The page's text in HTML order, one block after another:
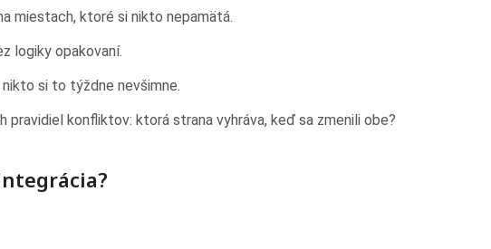
miestach, ktoré si nikto nepamätá.
logiky opakovaní.
si to týždne nevšimne.
pravidiel konfliktov: ktorá strana vyhráva, keď sa zmenili obe?